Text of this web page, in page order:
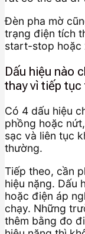
Đèn pha mờ
trạng điện tích
start-stop hoặc
Dấu hiệu nào
thay vì tiếp tục
Có 4 dấu hiệu
phồng hoặc
sạc và liên tục
thường.
Tiếp theo, cần
hiệu nặng. Dấu
hoặc điện áp
chạy. Những
thêm bằng đo